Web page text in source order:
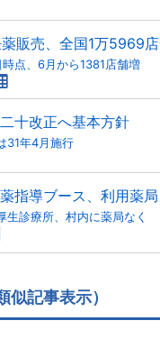
販売、全国1万5969
点、6月から1381店舗増
十改正へ基本方針
31年4月施行
指導ブース、利用薬
生診療所、村内に薬局なく
似記事表示）